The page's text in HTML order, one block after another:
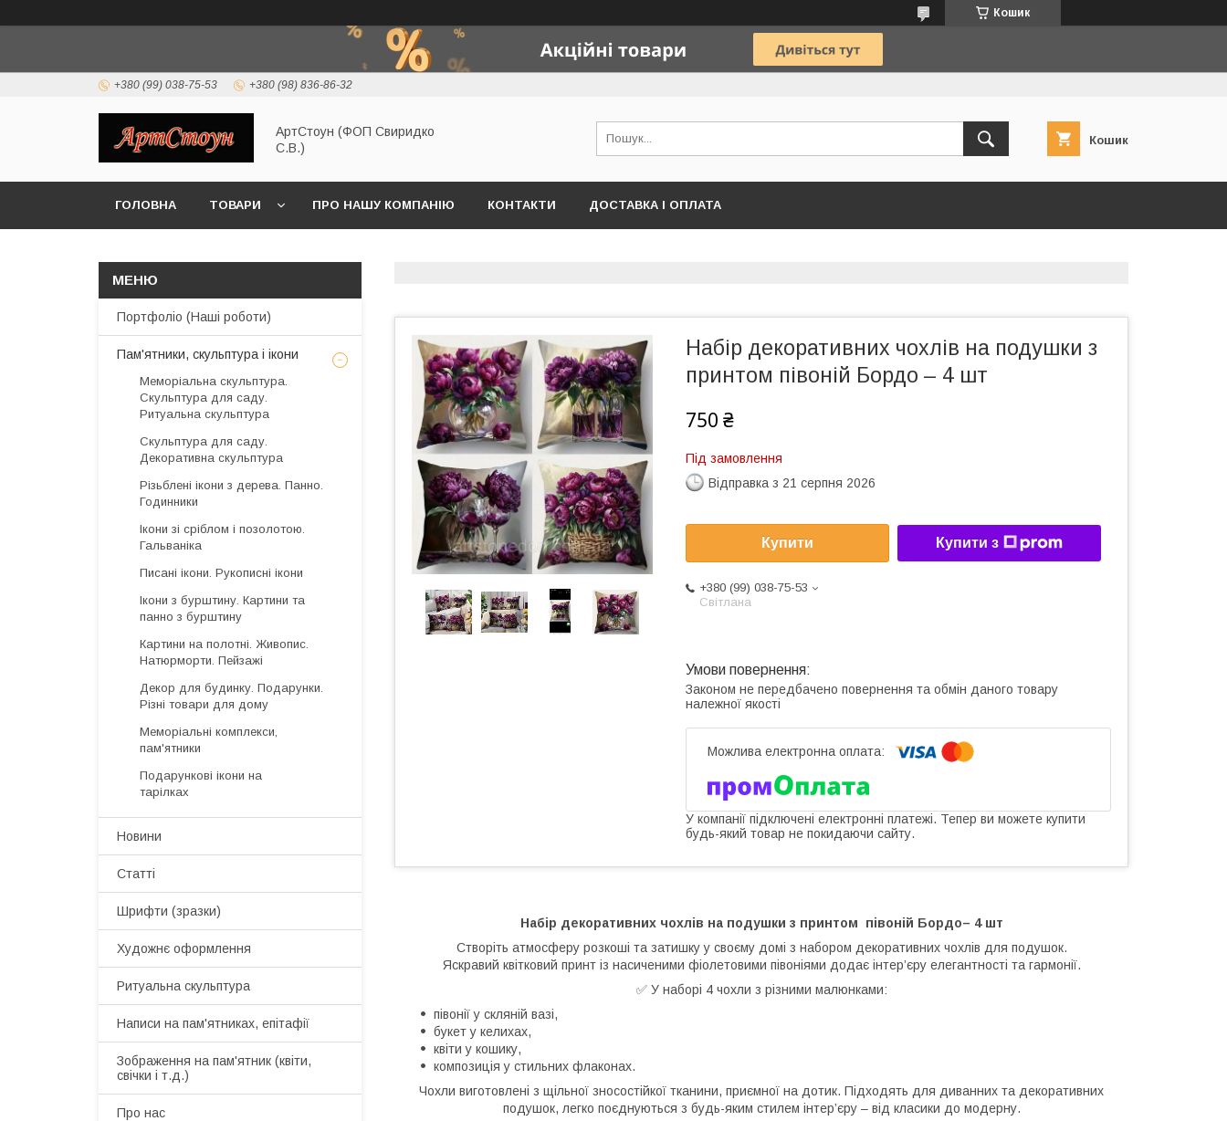
Кошик
+380 (99) 038-75-53 +380 (98) 836-86-32
АртСтоун (ФОП Свиридко
С.В.)
Кошик
ГОЛОВНА ТОВАРИ ПРО НАШУ КОМПАНІЮ КОНТАКТИ ДОСТАВКА І ОПЛАТА
Набір декоративних чохлів на подушки з
принтом півоній Бордо – 4 шт
750 ₴
Під замовлення
Відправка з 21 серпня 2026
Купити Купити з
+380 (99) 038-75-53
Світлана
Законом не передбачено повернення та обмін даного товару
належної якості
У компанії підключені електронні платежі. Тепер ви можете купити
будь-який товар не покидаючи сайту.
Набір декоративних чохлів на подушки з принтом півоній Бордо– 4 шт
Створіть атмосферу розкоші та затишку у своєму домі з набором декоративних чохлів для подушок.
Яскравий квітковий принт із насиченими фіолетовими півоніями додає інтер’єру елегантності та гармонії.
✅ У наборі 4 чохли з різними малюнками:
півонії у скляній вазі,
букет у келихах,
квіти у кошику,
композиція у стильних флаконах.
Чохли виготовлені з щільної зносостійкої тканини, приємної на дотик. Підходять для диванних та декоративних
подушок, легко поєднуються з будь-яким стилем інтер’єру – від класики до модерну.
Портфоліо (Наші роботи)
Пам'ятники, скульптура і ікони
Меморіальна скульптура.
Скульптура для саду.
Ритуальна скульптура
Скульптура для саду.
Декоративна скульптура
Різьблені ікони з дерева. Панно.
Годинники
Ікони зі сріблом і позолотою.
Гальваніка
Писані ікони. Рукописні ікони
Ікони з бурштину. Картини та
панно з бурштину
Картини на полотні. Живопис.
Натюрморти. Пейзажі
Декор для будинку. Подарунки.
Різні товари для дому
Меморіальні комплекси,
пам'ятники
Подарункові ікони на
тарілках
Новини
Статті
Шрифти (зразки)
Художнє оформлення
Ритуальна скульптура
Написи на пам'ятниках, епітафії
Зображення на пам'ятник (квіти,
свічки і т.д.)
Про нас